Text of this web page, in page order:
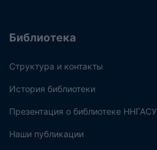
Библиотека
Структура и контакты
История библиотеки
Презентация о библиотеке ННГАСУ
Наши публикации